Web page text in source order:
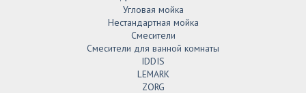
Угловая мойка
Нестандартная мойка
Смесители
Смесители для ванной комнаты
IDDIS
LEMARK
ZORG